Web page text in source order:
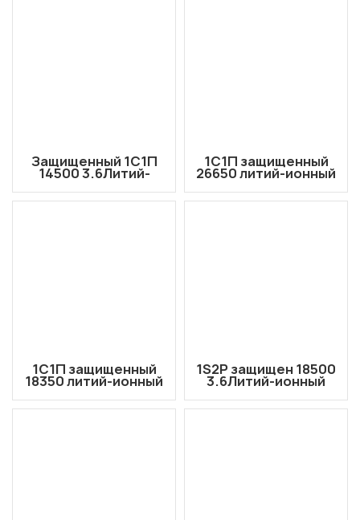
Защищенный 1С1П
14500 3.6Литий-
NMC V, 1,45 Ач с
1С1П защищенный
26650 литий-ионный
3,6В/3,7В 7000мАч с
1С1П защищенный
18350 литий-ионный
3,6В/3,7В 1600мАч с
1S2P защищен 18500
3.6Литий-ионный
5200 мАч с